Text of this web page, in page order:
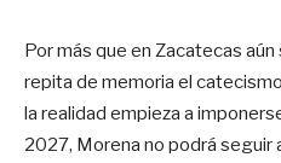
Por más que en Zacatecas
repita de memoria el
la realidad empieza a
2027, Morena no podrá seguir